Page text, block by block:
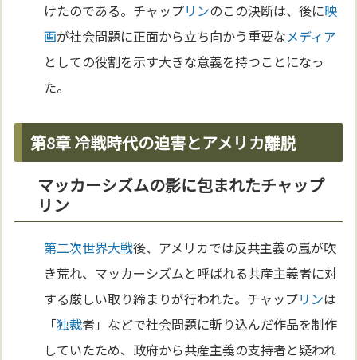
けたのである。チャップリンのこの決断は、後に映
画が社会問題に正面から立ち向かう重要なメディア
としての役割を示す大きな意義を持つことになっ
た。
第8章 冷戦時代の迫害とアメリカ離脱
マッカーシズムの影に包まれたチャップ
リン
第二次世界大戦後、アメリカでは反共主義の嵐が吹
き荒れ、マッカーシズムと呼ばれる共産主義者に対
する厳しい取り締まりが行われた。チャップリンは
「独裁者」などで社会問題に斬り込んだ作品を制作
していたため、政府から共産主義の支持者と疑われ